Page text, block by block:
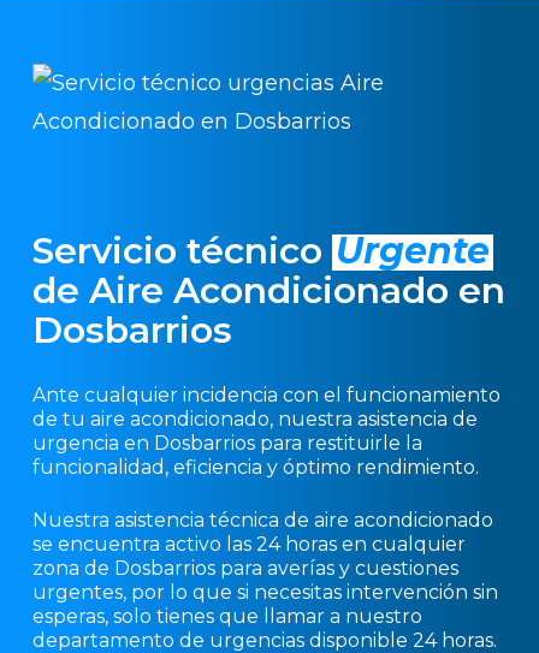
Servicio técnico Urgente
de Aire Acondicionado en
Dosbarrios
Ante cualquier incidencia con el funcionamiento
de tu aire acondicionado, nuestra asistencia de
urgencia en Dosbarrios para restituirle la
funcionalidad, eficiencia y óptimo rendimiento.
Nuestra asistencia técnica de aire acondicionado
se encuentra activo las 24 horas en cualquier
zona de Dosbarrios para averías y cuestiones
urgentes, por lo que si necesitas intervención sin
esperas, solo tienes que llamar a nuestro
departamento de urgencias disponible 24 horas.